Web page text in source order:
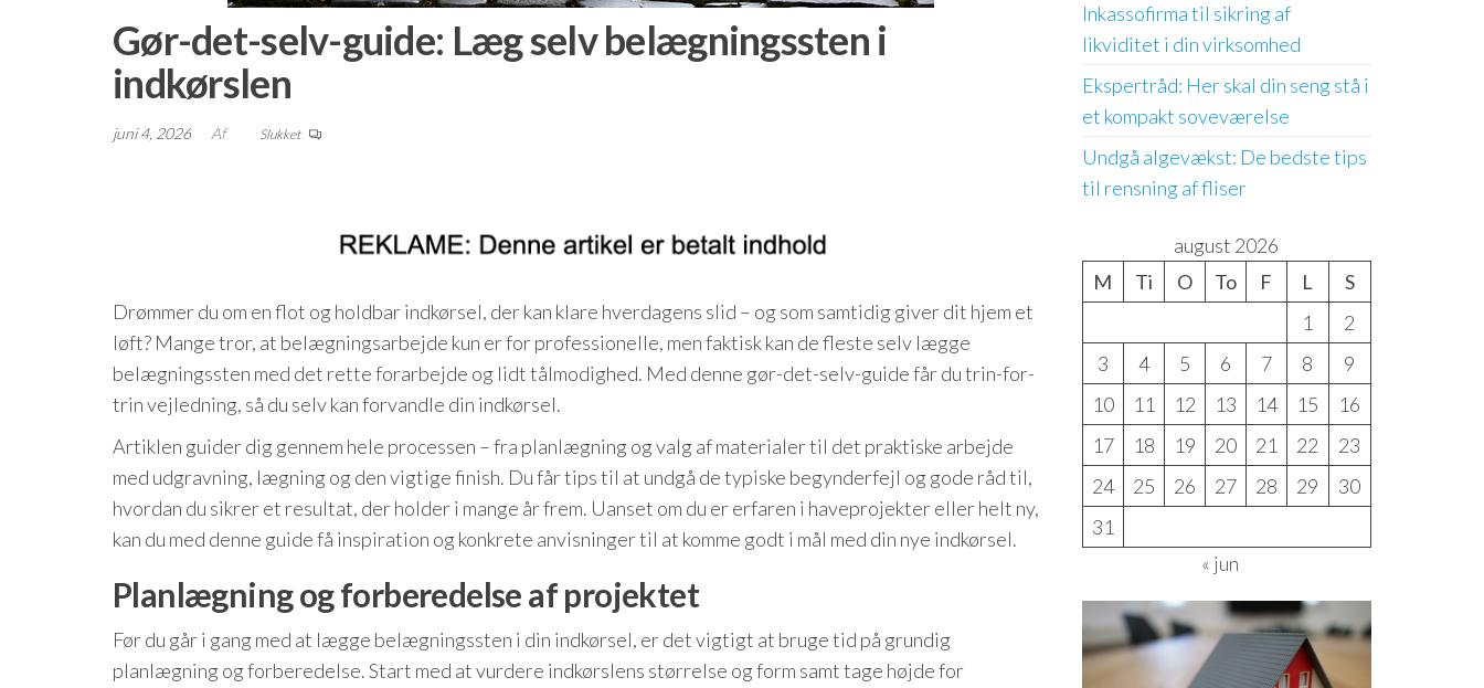
Gør-det-selv-guide: Læg selv belægningssten i
indkørslen
juni 4, 2026 Af Slukket
Drømmer du om en flot og holdbar indkørsel, der kan klare hverdagens slid – og som samtidig giver dit hjem et
løft? Mange tror, at belægningsarbejde kun er for professionelle, men faktisk kan de fleste selv lægge
belægningssten med det rette forarbejde og lidt tålmodighed. Med denne gør-det-selv-guide får du trin-for-
trin vejledning, så du selv kan forvandle din indkørsel.
Artiklen guider dig gennem hele processen – fra planlægning og valg af materialer til det praktiske arbejde
med udgravning, lægning og den vigtige finish. Du får tips til at undgå de typiske begynderfejl og gode råd til,
hvordan du sikrer et resultat, der holder i mange år frem. Uanset om du er erfaren i haveprojekter eller helt ny,
kan du med denne guide få inspiration og konkrete anvisninger til at komme godt i mål med din nye indkørsel.
Planlægning og forberedelse af projektet
Før du går i gang med at lægge belægningssten i din indkørsel, er det vigtigt at bruge tid på grundig
planlægning og forberedelse. Start med at vurdere indkørslens størrelse og form samt tage højde for
Inkassofirma til sikring af
likviditet i din virksomhed
Ekspertråd: Her skal din seng stå i
et kompakt soveværelse
Undgå algevækst: De bedste tips
til rensning af fliser
august 2026
M
Ti O To F L
S
1
2
3
4 5 6 7 8
9
10
11 12 13 14 15
16
17
18 19 20 21 22
23
24
25 26 27 28 29
30
31
« jun